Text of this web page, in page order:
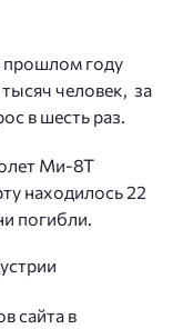
прошлом году
человек, за
в шесть раз.
Ми-8Т
находилось 22
погибли.
сайта в